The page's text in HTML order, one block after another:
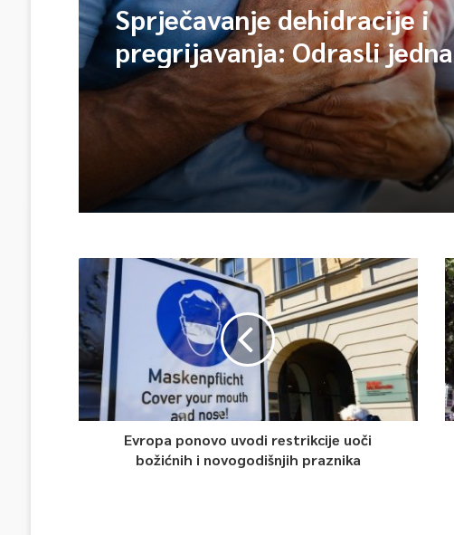
Sprječavanje dehidracije i
pregrijavanja: Odrasli jedna
čaša vode na sat vremena
Evropa ponovo uvodi restrikcije uoči
božićnih i novogodišnjih praznika